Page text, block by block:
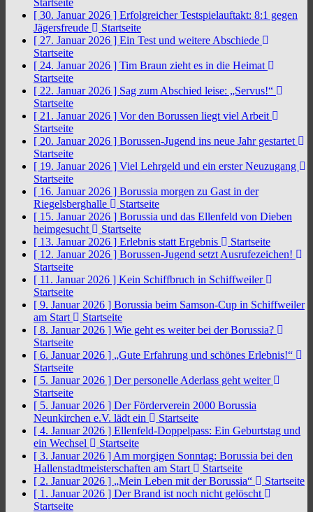
Startseite
[ 30. Januar 2026 ] Erfolgreicher Testspielauftakt: 8:1 gegen
Jägersfreude
Startseite
[ 27. Januar 2026 ] Ein Test und weitere Abschiede
Startseite
[ 24. Januar 2026 ] Tim Braun zieht es in die Heimat
Startseite
[ 22. Januar 2026 ] Sag zum Abschied leise: „Servus!“
Startseite
[ 21. Januar 2026 ] Vor den Borussen liegt viel Arbeit
Startseite
[ 20. Januar 2026 ] Borussen-Jugend ins neue Jahr gestartet
Startseite
[ 19. Januar 2026 ] Viel Lehrgeld und ein erster Neuzugang
Startseite
[ 16. Januar 2026 ] Borussia morgen zu Gast in der
Riegelsberghalle
Startseite
[ 15. Januar 2026 ] Borussia und das Ellenfeld von Dieben
heimgesucht
Startseite
[ 13. Januar 2026 ] Erlebnis statt Ergebnis
Startseite
[ 12. Januar 2026 ] Borussen-Jugend setzt Ausrufezeichen!
Startseite
[ 11. Januar 2026 ] Kein Schiffbruch in Schiffweiler
Startseite
[ 9. Januar 2026 ] Borussia beim Samson-Cup in Schiffweiler
am Start
Startseite
[ 8. Januar 2026 ] Wie geht es weiter bei der Borussia?
Startseite
[ 6. Januar 2026 ] „Gute Erfahrung und schönes Erlebnis!“
Startseite
[ 5. Januar 2026 ] Der personelle Aderlass geht weiter
Startseite
[ 5. Januar 2026 ] Der Förderverein 2000 Borussia
Neunkirchen e.V. lädt ein
Startseite
[ 4. Januar 2026 ] Ellenfeld-Doppelpass: Ein Geburtstag und
ein Wechsel
Startseite
[ 3. Januar 2026 ] Am morgigen Sonntag: Borussia bei den
Hallenstadtmeisterschaften am Start
Startseite
[ 2. Januar 2026 ] „Mein Leben mit der Borussia“
Startseite
[ 1. Januar 2026 ] Der Brand ist noch nicht gelöscht
Startseite